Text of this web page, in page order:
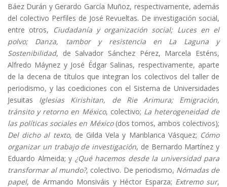
Báez Durán y Gerardo García Muñoz, respectivamente, además
del colectivo Perfiles de José Revueltas. De investigación social,
entre otros,
Ciudadanía y organización social; Luces en el
polvo; Danza, tambor y resistencia en La Laguna y
Sostenibilidad, de Salvador Sánchez Pérez, Marcela Esténs,
Alfredo Máynez y José Édgar Salinas, respectivamente, aparte
de la decena de títulos que integran los colectivos del taller de
periodismo, y las coediciones con el Sistema de Universidades
Jesuitas Iglesias Kirishitan, de Rie Arimura; Emigración,
tránsito y retorno en México, colectivo; La heterogeneidad de
las políticas sociales en México(dos tomos, ambos colectivos);
Del dicho al texto, de Gilda Vela y Mariblanca Vásquez; Cómo
organizar un trabajo de investigación, de Bernardo Martínez y
Eduardo Almeida; y ¿Qué hacemos desde la universidad para
transformar al mundo?, colectivo. De periodismo, Nómadas de
papel, de Armando Monsiváis y Héctor Esparza; Extremo sur,